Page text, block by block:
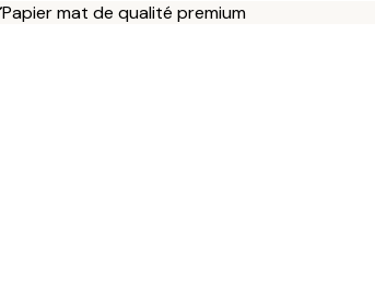
Papier mat de qualité premium